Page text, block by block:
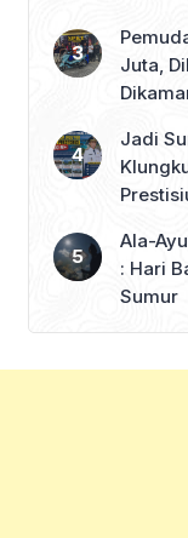
Juta,
Jadi
Ala-
: Hari
Sumur